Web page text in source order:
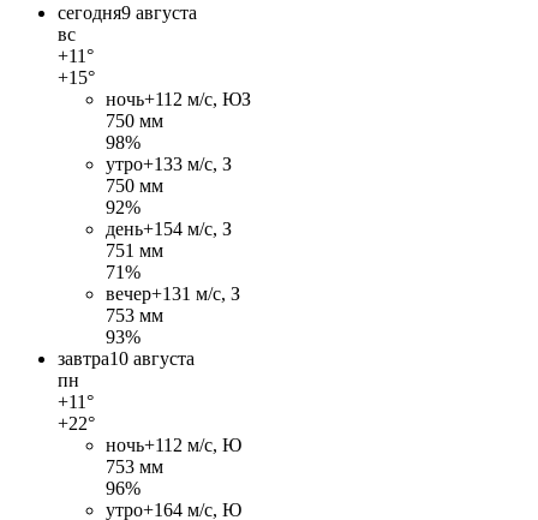
сегодня9 августа
вс
+11°
+15°
ночь+11 2 м/c, ЮЗ
750 мм
98%
утро+133 м/c, З
750 мм
92%
день+154 м/c, З
751 мм
71%
вечер+131 м/c, З
753 мм
93%
завтра10 августа
пн
+11°
+22°
ночь+11 2 м/c, Ю
753 мм
96%
утро+164 м/c, Ю